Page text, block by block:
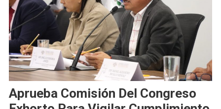
Aprueba Comisión Del Congreso